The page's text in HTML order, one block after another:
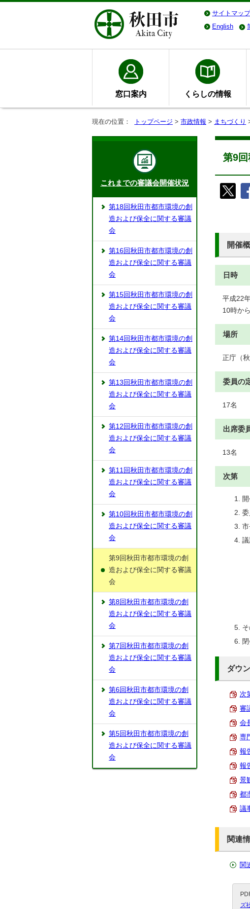
サイトマップ
English
窓口案内 くらしの情報
現在の位置： トップページ > 市政情報 > まちづくり
第9
開催
日時
平成22
10時か
場所
正庁（
委員の
17名
出席委
13名
次第
議
ダウ
次
審
会
専
報
報
景
都
議
関連
関
ズ
これまでの審議会開催状況
第18回秋田市都市環境の創
造および保全に関する審議
会
第16回秋田市都市環境の創
造および保全に関する審議
会
第15回秋田市都市環境の創
造および保全に関する審議
会
第14回秋田市都市環境の創
造および保全に関する審議
会
第13回秋田市都市環境の創
造および保全に関する審議
会
第12回秋田市都市環境の創
造および保全に関する審議
会
第11回秋田市都市環境の創
造および保全に関する審議
会
第10回秋田市都市環境の創
造および保全に関する審議
会
第9回秋田市都市環境の創
造および保全に関する審議
会
第8回秋田市都市環境の創
造および保全に関する審議
会
第7回秋田市都市環境の創
造および保全に関する審議
会
第6回秋田市都市環境の創
造および保全に関する審議
会
第5回秋田市都市環境の創
造および保全に関する審議
会